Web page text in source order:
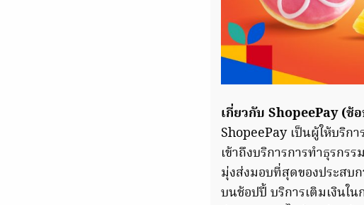
เกี่ยวกับ ShopeePay (ช้
ShopeePay เป็นผู้ให้บริก
เข้าถึงบริการการทำธุรกร
มุ่งส่งมอบที่สุดของประสบ
บนช้อปปี้ บริการเติมเงินใน